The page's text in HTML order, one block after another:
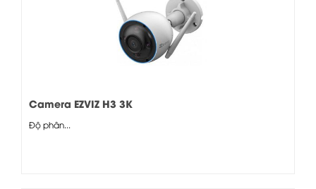
Camera EZVIZ H3 3K
Độ phân...